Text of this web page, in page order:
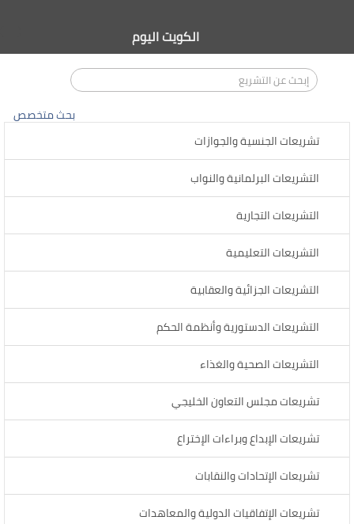
الكويت اليوم
بحث متخصص
تشريعات الجنسية والجوازات
التشريعات البرلمانية والنواب
التشريعات التجارية
التشريعات التعليمية
التشريعات الجزائية والعقابية
التشريعات الدستورية وأنظمة الحكم
التشريعات الصحية والغذاء
تشريعات مجلس التعاون الخليجي
تشريعات الإبداع وبراءات الإختراع
تشريعات الإتحادات والنقابات
تشريعات الإتفاقيات الدولية والمعاهدات